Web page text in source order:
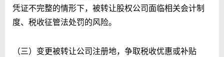
凭证不完整的情形下，被转让股权公司面临相关会计制
度、税收征管法处罚的风险。
（三）变更被转让公司注册地，争取税收优惠或补贴